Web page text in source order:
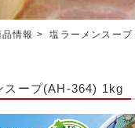
情報 >塩ラーメンスープ
スープ(AH-364) 1kg